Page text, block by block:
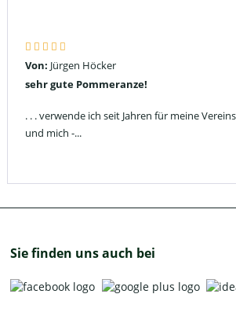
Von: Jürgen Höcker
sehr gute Pommeranze!
. . . verwende ich seit Jahren für meine
und mich -...
Sie finden uns auch bei